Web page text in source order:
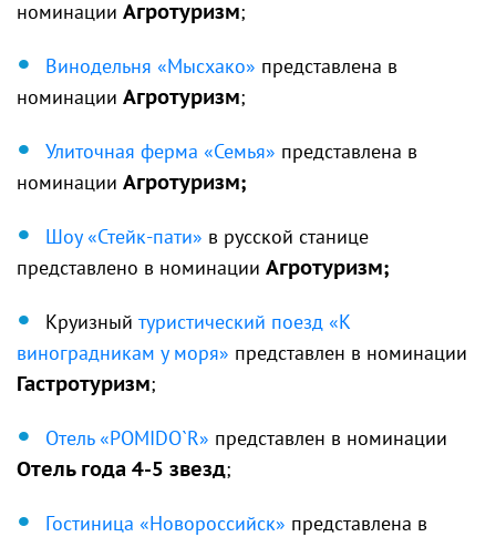
номинации Агротуризм;
Винодельня «Мысхако» представлена в
номинации Агротуризм;
Улиточная ферма «Семья» представлена в
номинации Агротуризм;
Шоу «Стейк-пати» в русской станице
представлено в номинации Агротуризм;
Круизный туристический поезд «К
виноградникам у моря» представлен в номинации
Гастротуризм;
Отель «POMIDO`R» представлен в номинации
Отель года 4-5 звезд;
Гостиница «Новороссийск» представлена в